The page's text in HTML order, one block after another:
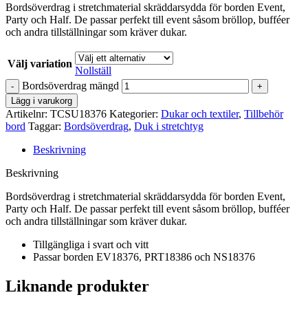
Bordsöverdrag i stretchmaterial skräddarsydda för borden Event,
Party och Half. De passar perfekt till event såsom bröllop, bufféer
och andra tillställningar som kräver dukar.
Välj variation
Nollställ
Bordsöverdrag mängd
Lägg i varukorg
Artikelnr: TCSU18376 Kategorier: Dukar och textiler, Tillbehör
bord Taggar: Bordsöverdrag, Duk i stretchtyg
Beskrivning
Beskrivning
Bordsöverdrag i stretchmaterial skräddarsydda för borden Event,
Party och Half. De passar perfekt till event såsom bröllop, bufféer
och andra tillställningar som kräver dukar.
Tillgängliga i svart och vitt
Passar borden EV18376, PRT18386 och NS18376
Liknande produkter